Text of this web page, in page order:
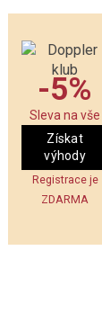
-5%
Sleva na vše
Získat
výhody
Registrace je
ZDARMA